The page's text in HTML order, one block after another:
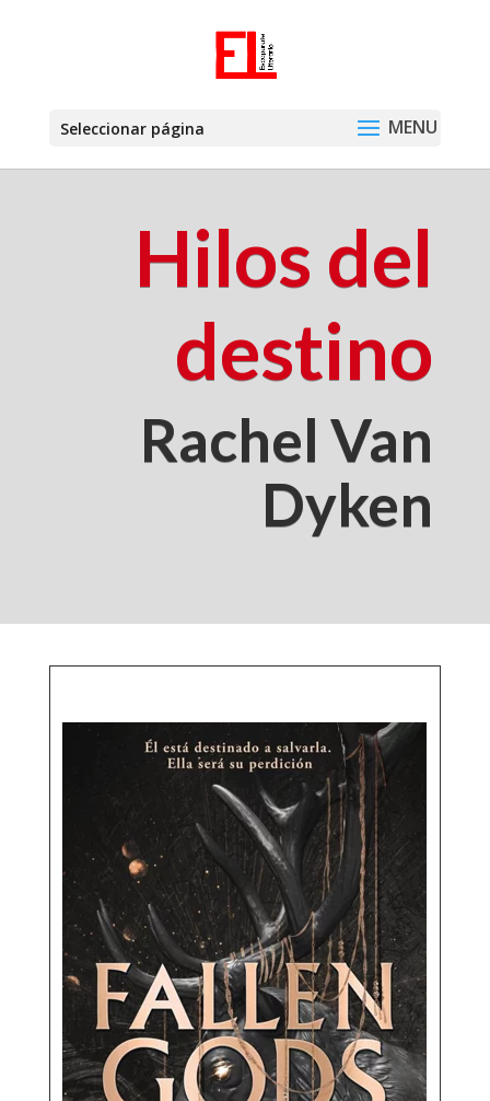
Seleccionar página
Hilos del
destino
Rachel Van
Dyken